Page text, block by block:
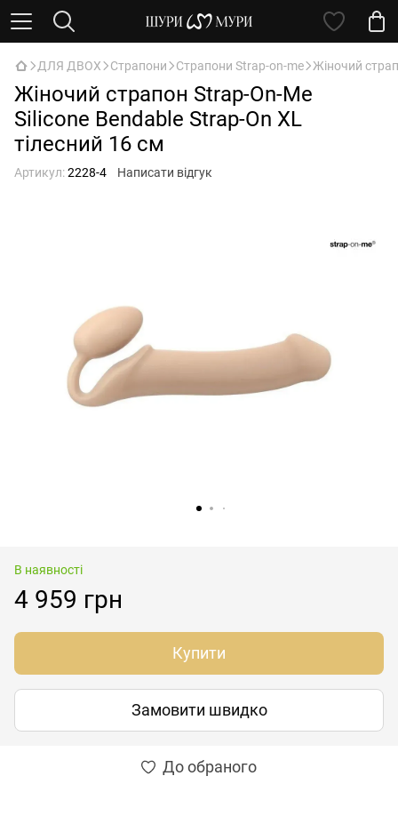
ДЛЯ ДВОХ Страпони Страпони Strap-on-me Жіночий
Жіночий страпон Strap-On-Me
Silicone Bendable Strap-On ХL
тілесний 16 см
Артикул:2228-4 Написати відгук
В наявності
4 959 грн
Купити
Замовити швидко
До обраного